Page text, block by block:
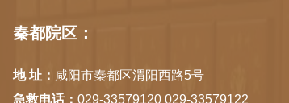
秦都院区：
地 址： 咸阳市秦都区渭阳西路5号
急救电话：029-33579120 029-33579122